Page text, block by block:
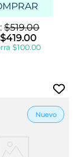
$519.00
$419.00
$100.00